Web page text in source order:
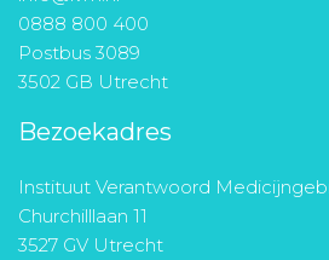
0888 800 400
Postbus 3089
3502 GB Utrecht
Bezoekadres
Instituut Verantwoord
Churchilllaan 11
3527 GV Utrecht